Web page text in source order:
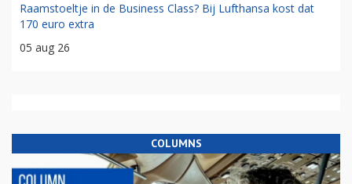
Raamstoeltje in de Business Class? Bij Lufthansa kost dat
170 euro extra
05 aug 26
COLUMNS